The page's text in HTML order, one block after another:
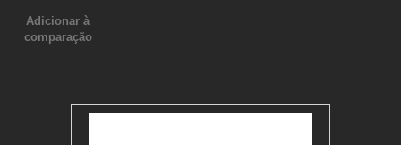
Adicionar à
comparação